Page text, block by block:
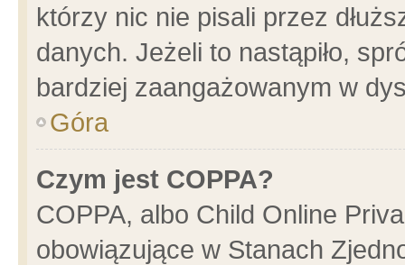
którzy nic nie pisali przez
danych. Jeżeli to nastąpiło,
bardziej zaangażowanym w
Góra
Czym jest COPPA?
COPPA, albo Child Online
obowiązujące w Stanach